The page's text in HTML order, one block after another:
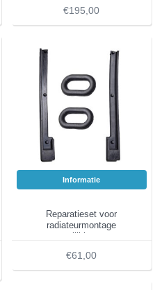
€195,00
Informatie
Reparatieset voor
radiateurmontage
vergelijkingsnr.:
€61,00